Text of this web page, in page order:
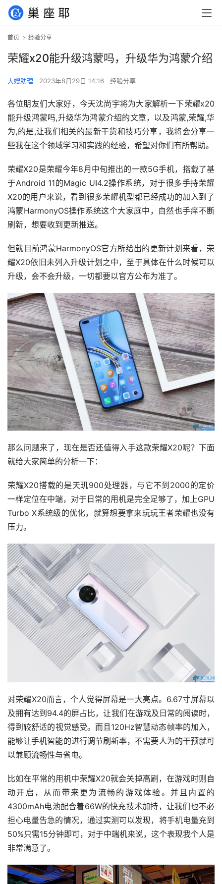
首页 经验分享
荣耀x20能升级鸿蒙吗，升级华为鸿蒙介绍
大嫂助理 2023年8月29日 14:16 经验分享
各位朋友们大家好，今天沈尚宇将为大家解析一下荣耀x20
能升级鸿蒙吗,升级华为鸿蒙介绍的文章，以及鸿蒙,荣耀,华
为,的是,让我们相关的最新干货和技巧分享，我将会分享一
些我在这个领域学习和实践的经验，希望对你们有所帮助。
荣耀X20是荣耀今年8月中旬推出的一款5G手机，搭载了基
于Android 11的Magic UI4.2操作系统，对于很多手持荣耀
X20的用户来说，看到很多荣耀机型都已经成功的加入到了
鸿蒙HarmonyOS操作系统这个大家庭中，自然也手痒不断
刷新，想要收到更新推送。
但就目前鸿蒙HarmonyOS官方所给出的更新计划来看，荣
耀X20依旧未列入升级计划之中，至于具体在什么时候可以
升级，会不会升级，一切都要以官方公布为准了。
那么问题来了，现在是否还值得入手这款荣耀X20呢？下面
就给大家简单的分析一下：
荣耀X20搭载的是天玑900处理器，与它不到2000的定价
一样定位在中端，对于日常的用机是完全足够了，加上GPU
Turbo X系统级的优化，就算想要拿来玩玩王者荣耀也没有
压力。
对荣耀X20而言，个人觉得屏幕是一大亮点。6.67寸屏幕以
及拥有达到94.4的屏占比，让我们在游戏及日常的阅读时，
得到较舒适的视觉感受。而且120Hz智慧动态帧率的加入，
能够让手机智能的进行调节刷新率，不需要人为的干预就可
以兼顾流畅性与省电。
比如在平常的用机中荣耀X20就会关掉高刷，在游戏时则自
动开启，从而带来更为流畅的游戏体验。并且内置的
4300mAh电池配合着66W的快充技术加持，让我们也不必
担心电量告急的情况，通过实测可以发现，将手机电量充到
50%只需15分钟即可，对于中端机来说，这个表现我个人是
非常满意了。